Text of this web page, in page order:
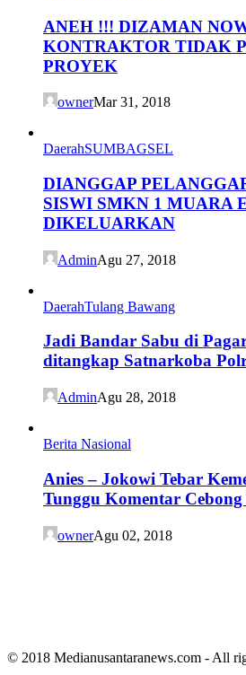
ANEH !!! DIZAMAN
KONTRAKTOR TIDAK
PROYEK
ownerMar 31, 2018
DaerahSUMBAGSEL
DIANGGAP
SISWI SMKN 1 MUARA
DIKELUARKAN
AdminAgu 27, 2018
DaerahTulang Bawang
Jadi Bandar Sabu di
ditangkap Satnarkoba
AdminAgu 28, 2018
Berita Nasional
Anies – Jokowi Tebar
Tunggu Komentar
ownerAgu 02, 2018
© 2018 Medianusantaranews.com - All